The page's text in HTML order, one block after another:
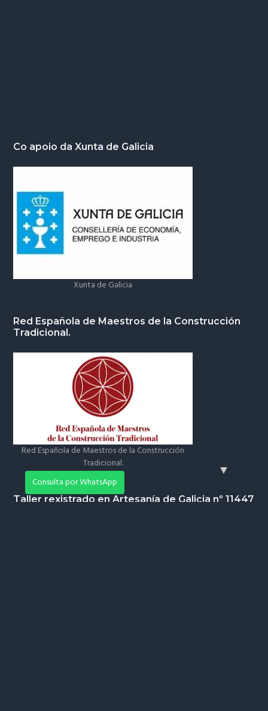
Co apoio da Xunta de Galicia
Xunta de Galicia
Red Española de Maestros de la Construcción
Tradicional.
Red Española de Maestros de la Construcción
Tradicional.
Taller rexistrado en Artesanía de Galicia nº 11447
▼
Consulta por WhatsApp